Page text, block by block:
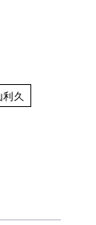
久